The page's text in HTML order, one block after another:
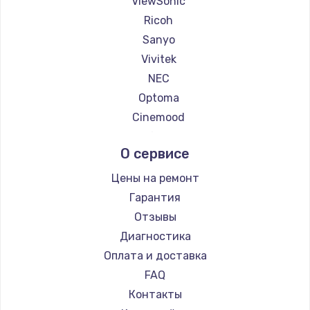
1260 руб.
Установка драйверов
725 руб.
Заказать
Заказать
Ремонт цепей питания
2500 руб.
Заказать
Ricoh
Sanyo
Vivitek
NEC
Optoma
Cinemood
Barco
Xgimi
Canon
JVC
Casio
Hiper
HITACHI
Panasonic
О сервисе
Цены на ремонт
Гарантия
Отзывы
Диагностика
Оплата и доставка
FAQ
Контакты